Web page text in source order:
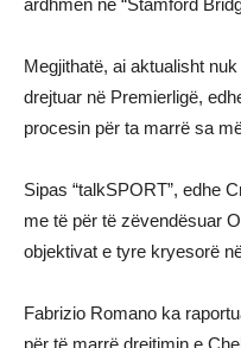
ardhmen në “Stamford
Megjithatë, ai aktualisht
drejtuar në Premierligë,
procesin për ta marrë sa
Sipas “talkSPORT”, edhe
me të për të zëvendësuar
objektivat e tyre kryesorë
Fabrizio Romano ka